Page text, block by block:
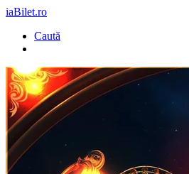
iaBilet.ro
Caută